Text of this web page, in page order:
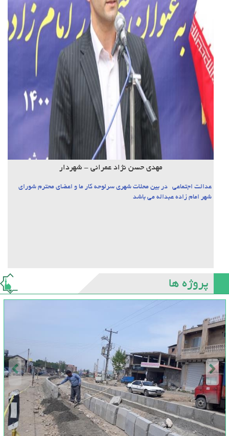
مهدی حسن نژاد عمرانی - شهردار
عدالت اجتماعی در بین محلات شهری سرلوحه کار ما و اعضای محترم شورای
شهر امام زاده عبداله می باشد
پروژه ها